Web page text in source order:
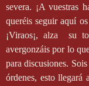
severa. ¡A vuestras
queréis seguir aquí
¡Viraos¡, alza
su
avergonzáis por lo
para discusiones.
órdenes, esto llegará